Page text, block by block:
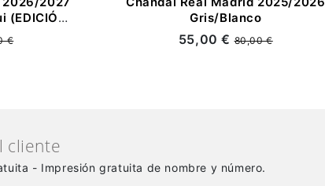
(EDICIÓN
€
Gris/Blanco
55,00 €80,00 €
cliente
- Impresión gratuita de nombre y número.